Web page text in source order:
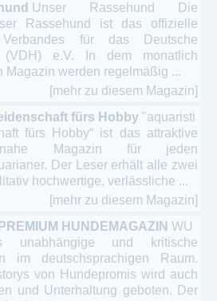
Unser Rassehund Die
Rassehund ist das offizielle
für das Deutsche
(VDH) e.V. In dem monatlich
Magazin werden regelmäßig ...
[mehr zu diesem Magazin]
fürs Hobby "aquaristi
fürs Hobby“ ist das attraktive
Magazin für jeden
Der Leser erhält alle zwei
hochwertige, verlässliche ...
[mehr zu diesem Magazin]
HUNDEMAGAZIN WU
und kritische
im deutschsprachigen Raum.
von Hundepromis wird auch
und Unterhaltung geboten. Der